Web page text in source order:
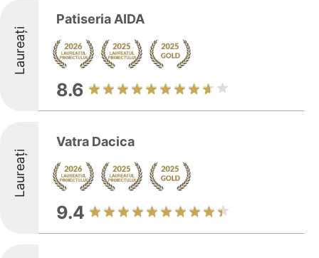
Laureați
Patiseria AIDA
8.6
Laureați
Vatra Dacica
9.4